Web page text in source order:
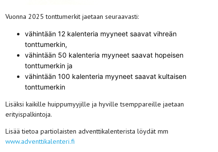
Vuonna 2025 tonttumerkit jaetaan seuraavasti:
vähintään 12 kalenteria myyneet saavat vihreän
tonttumerkin,
vähintään 50 kalenteria myyneet saavat hopeisen
tonttumerkin ja
vähintään 100 kalenteria myyneet saavat kultaisen
tonttumerkin
Lisäksi kaikille huippumyyjille ja hyville tsemppareille jaetaan
erityispalkintoja.
Lisää tietoa partiolaisten adventtikalenterista löydät mm
www.adventtikalenteri.fi